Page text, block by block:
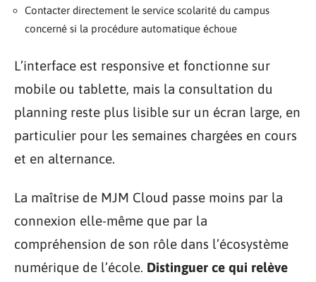
Contacter directement le service scolarité du campus
concerné si la procédure automatique échoue
L’interface est responsive et fonctionne sur
mobile ou tablette, mais la consultation du
planning reste plus lisible sur un écran large, en
particulier pour les semaines chargées en cours
et en alternance.
La maîtrise de MJM Cloud passe moins par la
connexion elle-même que par la
compréhension de son rôle dans l’écosystème
numérique de l’école. Distinguer ce qui relève